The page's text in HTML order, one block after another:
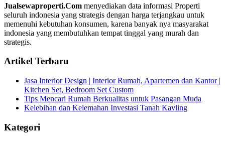
Jualsewaproperti.Com menyediakan data informasi Properti
seluruh indonesia yang strategis dengan harga terjangkau untuk
memenuhi kebutuhan konsumen, karena banyak nya masyarakat
indonesia yang membutuhkan tempat tinggal yang murah dan
strategis.
Artikel Terbaru
Jasa Interior Design | Interior Rumah, Apartemen dan Kantor |
Kitchen Set, Bedroom Set Custom
Tips Mencari Rumah Berkualitas untuk Pasangan Muda
Kelebihan dan Kelemahan Investasi Tanah Kavling
Kategori